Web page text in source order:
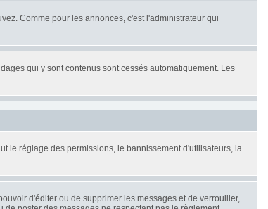
Comme pour les annonces, c'est l'administrateur qui
qui y sont contenus sont cessés automatiquement. Les
le réglage des permissions, le bannissement d'utilisateurs, la
d'éditer ou de supprimer les messages et de verrouiller,